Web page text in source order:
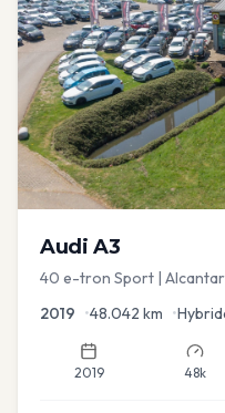
Audi A3
40 e-tron Sport |
2019 •48.042 km •
2019 48k